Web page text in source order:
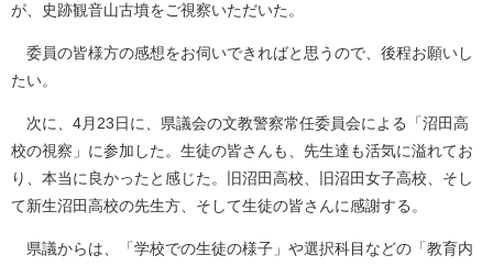
が、史跡観音山古墳をご視察いただいた。
委員の皆様方の感想をお伺いできればと思うので、後程お願いし
たい。
次に、4月23日に、県議会の文教警察常任委員会による「沼田高
校の視察」に参加した。生徒の皆さんも、先生達も活気に溢れてお
り、本当に良かったと感じた。旧沼田高校、旧沼田女子高校、そし
て新生沼田高校の先生方、そして生徒の皆さんに感謝する。
県議からは、「学校での生徒の様子」や選択科目などの「教育内